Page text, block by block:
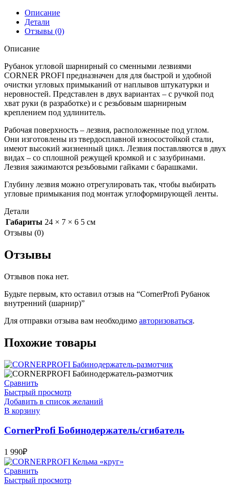
Описание
Детали
Отзывы (0)
Описание
Рубанок угловой шарнирный со сменными лезвиями
CORNER PROFI предназначен для для быстрой и удобной
очистки угловых примыканий от наплывов штукатурки и
неровностей. Представлен в двух вариантах – с ручкой под
хват руки (в разработке) и с резьбовым шарнирным
креплением под удлинитель.
Рабочая поверхность – лезвия, расположенные под углом.
Они изготовлены из твердосплавной износостойкой стали,
имеют высокий жизненный цикл. Лезвия поставляются в двух
видах – со сплошной режущей кромкой и с зазубринами.
Лезвия зажимаются резьбовыми гайками с барашками.
Глубину лезвия можно отрегулировать так, чтобы выбирать
угловые примыкания под монтаж углоформирующей ленты.
Детали
Габариты 24 × 7 × 6 5 см
Отзывы (0)
Отзывы
Отзывов пока нет.
Будьте первым, кто оставил отзыв на “CornerProfi Рубанок
внутренний (шарнир)”
Для отправки отзыва вам необходимо авторизоваться.
Похожие товары
Сравнить
Быстрый просмотр
Добавить в список желаний
В корзину
CornerProfi Бобинодержатель/сгибатель
1 990₽
Сравнить
Быстрый просмотр